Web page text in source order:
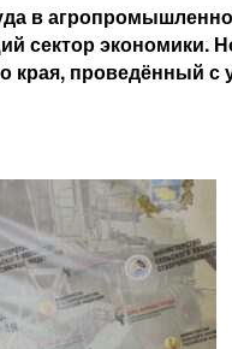
в
сектор
проведённый